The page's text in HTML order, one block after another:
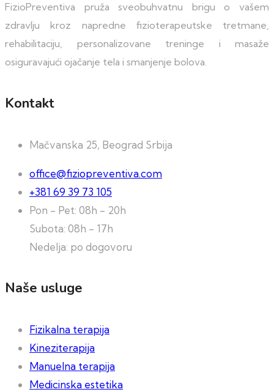
FizioPreventiva pruža sveobuhvatnu brigu o vašem
zdravlju kroz napredne fizioterapeutske tretmane,
rehabilitaciju, personalizovane treninge i masaže
osiguravajući ojačanje tela i smanjenje bolova.
Kontakt
Mačvanska 25, Beograd Srbija
office@fiziopreventiva.com
+381 69 39 73 105
Pon - Pet: 08h - 20h
Subota: 08h - 17h
Nedelja: po dogovoru
Naše usluge
Fizikalna terapija
Kineziterapija
Manuelna terapija
Medicinska estetika